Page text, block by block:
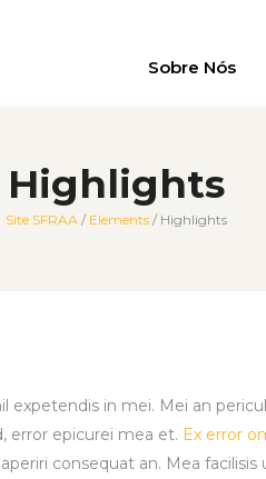
Sobre Nós
Highlights
Site SFRAA/ Elements/ Highlights
in mei. Mei an
error epicurei mea et. Ex error
consequat an. Mea